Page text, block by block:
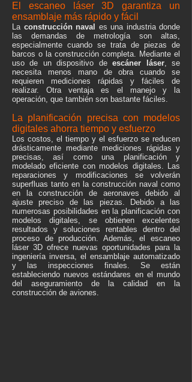
El escaneo láser 3D garantiza un
ensamblaje más rápido y fácil
Laconstrucción naval es una industria donde
las demandas de metrología son altas,
especialmente cuando se trata de piezas de
barcos o la construcción completa. Mediante el
uso de un dispositivo deescáner láser, se
necesita menos mano de obra cuando se
requieren mediciones rápidas y fáciles de
realizar. Otra ventaja es el manejo y la
operación, que también son bastante fáciles.
La planificación precisa con modelos
digitales ahorra tiempo y esfuerzo
Los costos, el tiempo y el esfuerzo se reducen
drásticamente mediante mediciones rápidas y
precisas, así como una planificación y
modelado eficiente con modelos digitales. Las
reparaciones y modificaciones se volverán
superfluas tanto en la construcción naval como
en la construcción de aeronaves debido al
ajuste preciso de las piezas. Debido a las
numerosas posibilidades en la planificación con
modelos digitales, se obtienen excelentes
resultados y soluciones rentables dentro del
proceso de producción. Además, el escaneo
láser 3D ofrece nuevas oportunidades para la
ingeniería inversa, el ensamblaje automatizado
y las inspecciones finales. Se están
estableciendo nuevos estándares en el mundo
del aseguramiento de la calidad en la
construcción de aviones.